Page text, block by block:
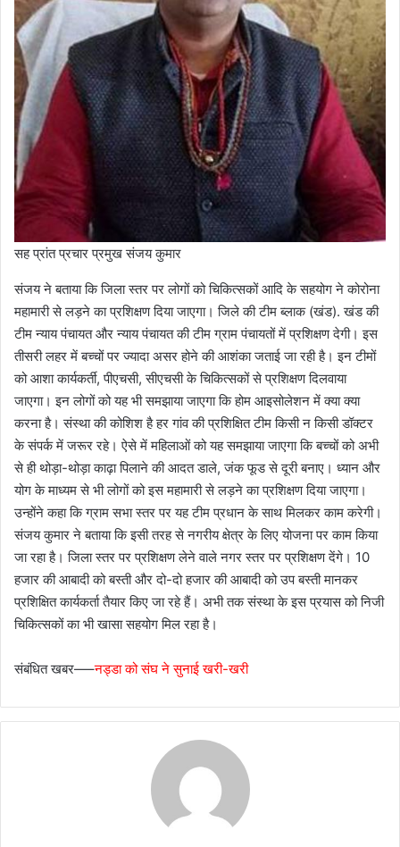
सह प्रांत प्रचार प्रमुख संजय कुमार
संजय ने बताया कि जिला स्तर पर लोगों को चिकित्सकों आदि के सहयोग ने कोरोना
महामारी से लड़ने का प्रशिक्षण दिया जाएगा। जिले की टीम ब्लाक (खंड). खंड की
टीम न्याय पंचायत और न्याय पंचायत की टीम ग्राम पंचायतों में प्रशिक्षण देगी। इस
तीसरी लहर में बच्चों पर ज्यादा असर होने की आशंका जताई जा रही है। इन टीमों
को आशा कार्यकर्ती, पीएचसी, सीएचसी के चिकित्सकों से प्रशिक्षण दिलवाया
जाएगा। इन लोगों को यह भी समझाया जाएगा कि होम आइसोलेशन में क्या क्या
करना है। संस्था की कोशिश है हर गांव की प्रशिक्षित टीम किसी न किसी डॉक्टर
के संपर्क में जरूर रहे। ऐसे में महिलाओं को यह समझाया जाएगा कि बच्चों को अभी
से ही थोड़ा-थोड़ा काढ़ा पिलाने की आदत डाले, जंक फूड से दूरी बनाए। ध्यान और
योग के माध्यम से भी लोगों को इस महामारी से लड़ने का प्रशिक्षण दिया जाएगा।
उन्होंने कहा कि ग्राम सभा स्तर पर यह टीम प्रधान के साथ मिलकर काम करेगी।
संजय कुमार ने बताया कि इसी तरह से नगरीय क्षेत्र के लिए योजना पर काम किया
जा रहा है। जिला स्तर पर प्रशिक्षण लेने वाले नगर स्तर पर प्रशिक्षण देंगे। 10
हजार की आबादी को बस्ती और दो-दो हजार की आबादी को उप बस्ती मानकर
प्रशिक्षित कार्यकर्ता तैयार किए जा रहे हैं। अभी तक संस्था के इस प्रयास को निजी
चिकित्सकों का भी खासा सहयोग मिल रहा है।
संबंधित खबर—–नड्डा को संघ ने सुनाई खरी-खरी